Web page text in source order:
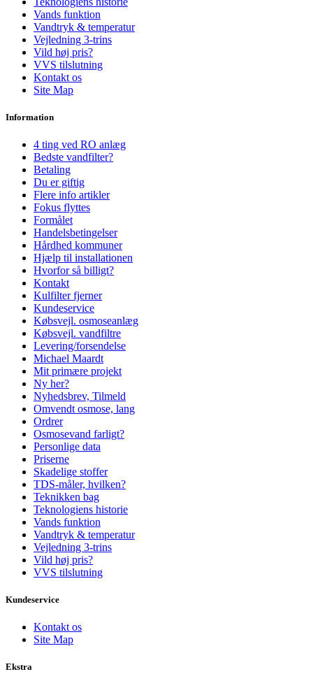
Vands funktion
Vandtryk & temperatur
Vejledning 3-trins
Vild høj pris?
VVS tilslutning
Kontakt os
Site Map
Information
4 ting ved RO anlæg
Bedste vandfilter?
Betaling
Du er giftig
Flere info artikler
Fokus flyttes
Formålet
Handelsbetingelser
Hårdhed kommuner
Hjælp til installationen
Hvorfor så billigt?
Kontakt
Kulfilter fjerner
Kundeservice
Købsvejl. osmoseanlæg
Købsvejl. vandfiltre
Levering/forsendelse
Michael Maardt
Mit primære projekt
Ny her?
Nyhedsbrev, Tilmeld
Omvendt osmose, lang
Ordrer
Osmosevand farligt?
Personlige data
Priserne
Skadelige stoffer
TDS-måler, hvilken?
Teknikken bag
Teknologiens historie
Vands funktion
Vandtryk & temperatur
Vejledning 3-trins
Vild høj pris?
VVS tilslutning
Kundeservice
Kontakt os
Site Map
Ekstra